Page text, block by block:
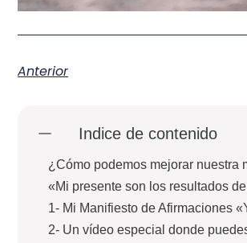
Anterior
Indice de contenido
¿Cómo podemos mejorar nuestra
«Mi presente son los resultados
1- Mi Manifiesto de Afirmaciones
2- Un vídeo especial donde